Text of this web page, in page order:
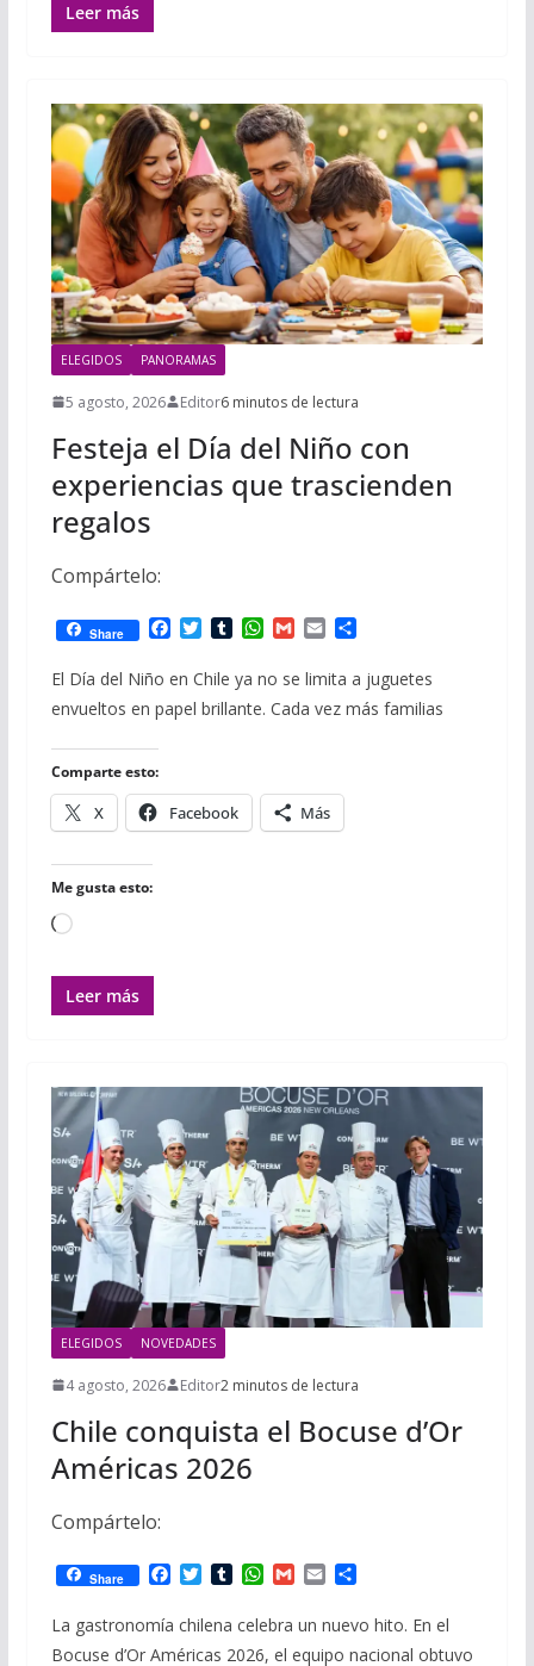
Leer más
ELEGIDOS PANORAMAS
5 agosto, 2026 Editor6 minutos de lectura
Festeja el Día del Niño con
experiencias que trascienden
regalos
Compártelo:
Share
F
c
e
b
T
i
t
t
T
m
b
l
W
a
t
s
G
a
i
l
E
a
i
l
C
m
p
a
El Día del Niño en Chile ya no se limita a juguetes
envueltos en papel brillante. Cada vez más familias
Comparte esto:
X Facebook Más
Me gusta esto:
Cargando...
Leer más
ELEGIDOS NOVEDADES
4 agosto, 2026 Editor2 minutos de lectura
Chile conquista el Bocuse d’Or
Américas 2026
Compártelo:
Share
F
c
e
b
T
i
t
t
T
m
b
l
W
a
t
s
G
a
l
E
a
i
l
C
m
p
a
La gastronomía chilena celebra un nuevo hito. En el
Bocuse d’Or Américas 2026, el equipo nacional obtuvo